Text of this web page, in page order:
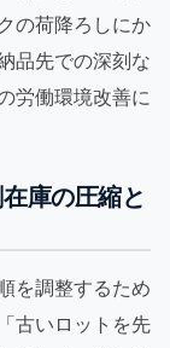
の荷降ろしにか
品先での深刻な
労働環境改善に
庫の圧縮と
を調整するため
古いロットを先